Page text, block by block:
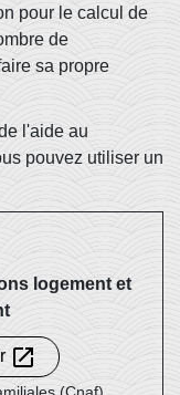
pour le calcul de
de
sa propre
l'aide au
pouvez utiliser un
logement et
open_in_new
(Cnaf)